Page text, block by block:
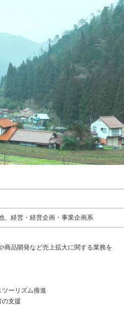
経営・経営企画・事業企画系
商品開発など売上拡大に関する業務を
ーリズム推進
の支援